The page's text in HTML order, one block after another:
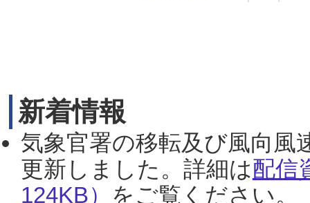
新着情報
気象官署の移転及び風向風
更新しました。詳細は配信
124KB） をご覧ください。